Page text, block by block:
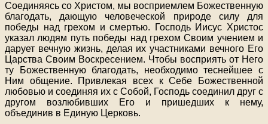
Соединяясь со Христом, мы восприемлем Божественную
благодать, дающую человеческой природе силу для
победы над грехом и смертью. Господь Иисус Христос
указал людям путь победы над грехом Своим учением и
дарует вечную жизнь, делая их участниками вечного Его
Царства Своим Воскресением. Чтобы восприять от Него
ту Божественную благодать, необходимо теснейшее с
Ним общение. Привлекая всех к Себе Божественной
любовью и соединяя их с Собой, Господь соединил друг с
другом возлюбивших Его и пришедших к нему,
объединив в Единую Церковь.